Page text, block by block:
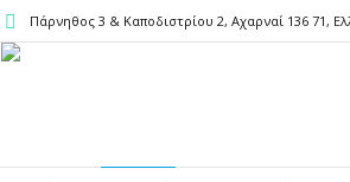
Πάρνηθος 3 & Καποδιστρίου 2, Αχαρναί 136 71,